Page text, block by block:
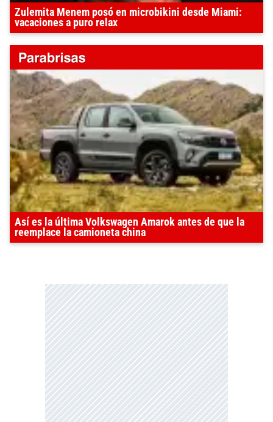
Zulemita Menem posó en microbikini desde Miami:
vacaciones a puro relax
Así es la última Volkswagen Amarok antes de que la
reemplace la camioneta china